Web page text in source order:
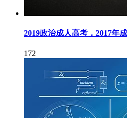
2019政治成人高考，2017年
172